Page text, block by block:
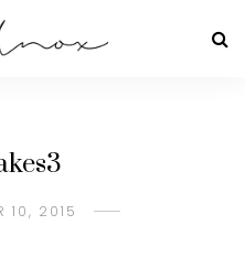
10, 2015